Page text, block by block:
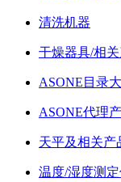
清洗机器
干燥器具/相
ASONE目录
ASONE代理
天平及相关产
温度/湿度测